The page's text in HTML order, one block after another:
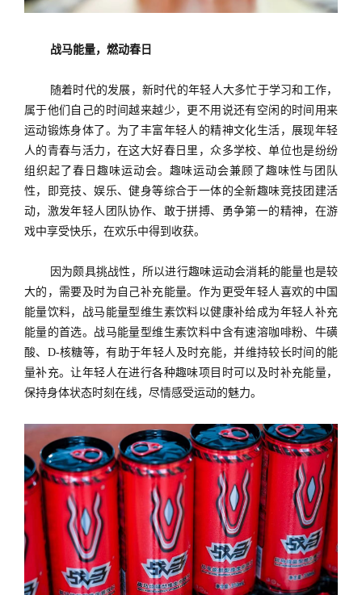
战马能量，燃动春日
随着时代的发展，新时代的年轻人大多忙于学习和工作，
属于他们自己的时间越来越少，更不用说还有空闲的时间用来
运动锻炼身体了。为了丰富年轻人的精神文化生活，展现年轻
人的青春与活力，在这大好春日里，众多学校、单位也是纷纷
组织起了春日趣味运动会。趣味运动会兼顾了趣味性与团队
性，即竞技、娱乐、健身等综合于一体的全新趣味竞技团建活
动，激发年轻人团队协作、敢于拼搏、勇争第一的精神，在游
戏中享受快乐，在欢乐中得到收获。
因为颇具挑战性，所以进行趣味运动会消耗的能量也是较
大的，需要及时为自己补充能量。作为更受年轻人喜欢的中国
能量饮料， 战马能量型维生素饮料以健康补给成为年轻人补充
能量的首选。战马能量型维生素饮料中含有速溶咖啡粉、牛磺
酸、 D-核糖等，有助于年轻人及时充能，并维持较长时间的能
量补充。让年轻人在进行各种趣味项目时可以 及时补充能量，
保持身体状态时刻在线， 尽情感受运动的魅力。